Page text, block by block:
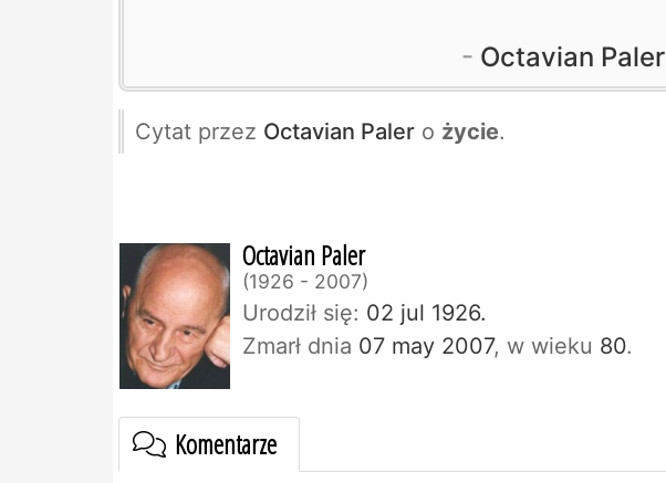
Octavian Paler
Cytat przez Octavian Paler o życie.
Octavian Paler
1926 - 2007
Urodził się: 02 jul 1926.
Zmarł dnia 07 may 2007, w wieku 80.
Komentarze